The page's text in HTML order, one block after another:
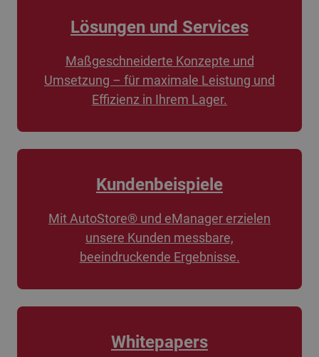
Lösungen und Services
Maßgeschneiderte Konzepte und
Umsetzung – für maximale Leistung und
Effizienz in Ihrem Lager.
Kundenbeispiele
Mit AutoStore® und eManager erzielen
unsere Kunden messbare,
beeindruckende Ergebnisse.
Whitepapers